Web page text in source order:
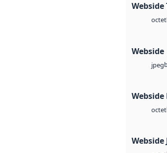
Webside
octet
Webside
jpeg
Webside
octet
Webside